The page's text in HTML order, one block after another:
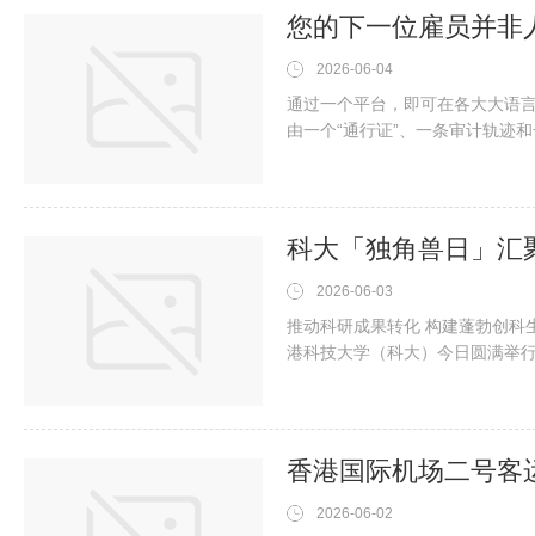
2026-06-04
通过一个平台，即可在各大大语
由一个“通行证”、一条审计轨迹
agnt8x.ai。该平台让企业能够像
科大「独角兽日」汇
2026-06-03
推动科研成果转化 构建蓬勃创
港科技大学（科大）今日圆满举
流。香港特别行政区政府创新科
香港国际机场二号客
2026-06-02